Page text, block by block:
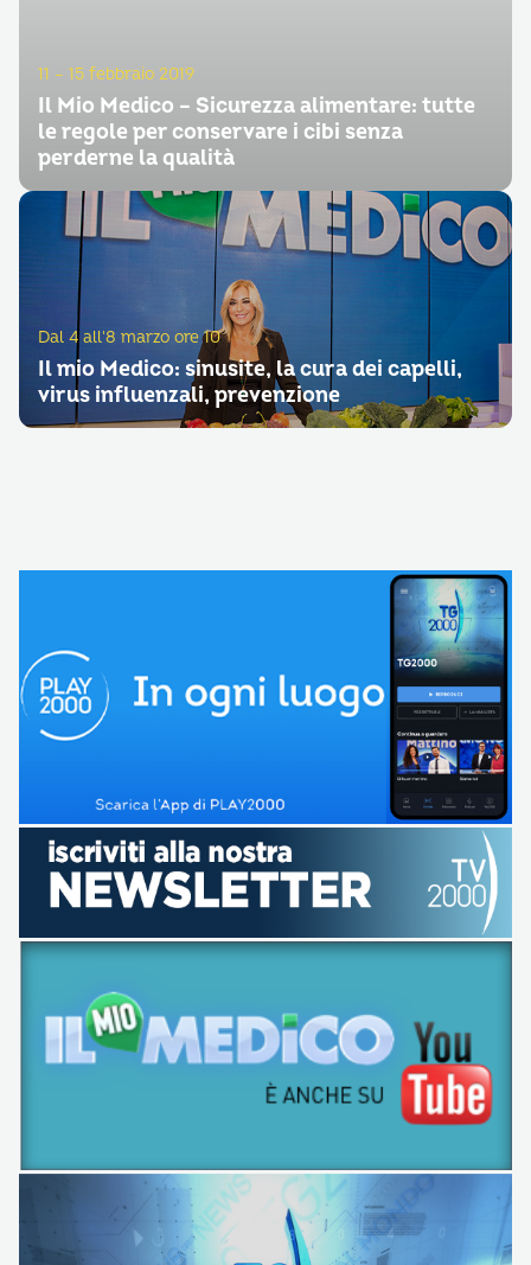
11 – 15 febbraio 2019
Il Mio Medico – Sicurezza alimentare: tutte
le regole per conservare i cibi senza
perderne la qualità
Dal 4 all'8 marzo ore 10
Il mio Medico: sinusite, la cura dei capelli,
virus influenzali, prevenzione